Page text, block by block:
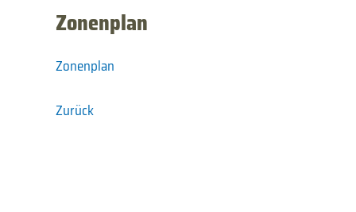
Zonenplan
Zonenplan
Zurück